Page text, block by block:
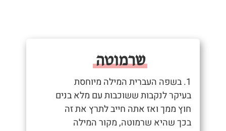
שרמוטה
1. בשפה העברית המילה מיוחסת
בעיקר לנקבות ששוכבות עם מלא בנים
חוץ ממך ואז אתה חייב לתרץ את זה
בכך שהיא שרמוטה, מקור המילה